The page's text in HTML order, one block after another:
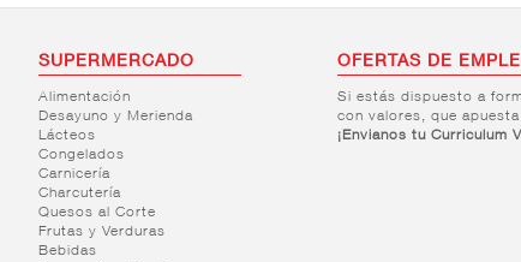
SUPERMERCADO
Alimentación
Desayuno y Merienda
Lácteos
Congelados
Carnicería
Charcutería
Quesos al Corte
Frutas y Verduras
Bebidas
OFERTAS DE
Si estás dispuesto a
con valores, que
¡Envianos tu Curriculum